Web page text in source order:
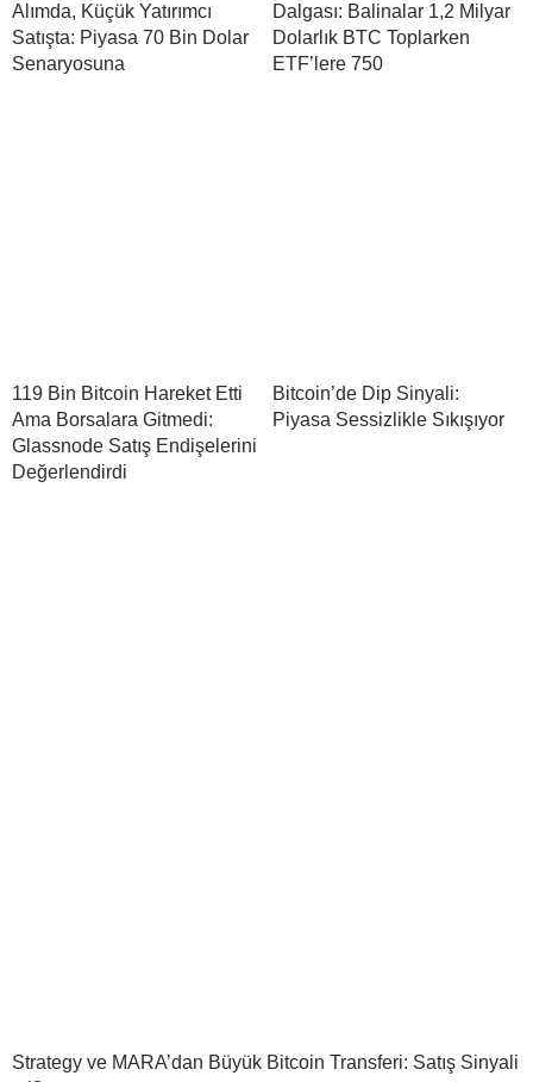
Alımda, Küçük Yatırımcı
Satışta: Piyasa 70 Bin Dolar
Senaryosuna
Dalgası: Balinalar 1,2 Milyar
Dolarlık BTC Toplarken
ETF’lere 750
119 Bin Bitcoin Hareket Etti
Ama Borsalara Gitmedi:
Glassnode Satış Endişelerini
Değerlendirdi
Bitcoin’de Dip Sinyali:
Piyasa Sessizlikle Sıkışıyor
Strategy ve MARA’dan Büyük Bitcoin Transferi: Satış Sinyali